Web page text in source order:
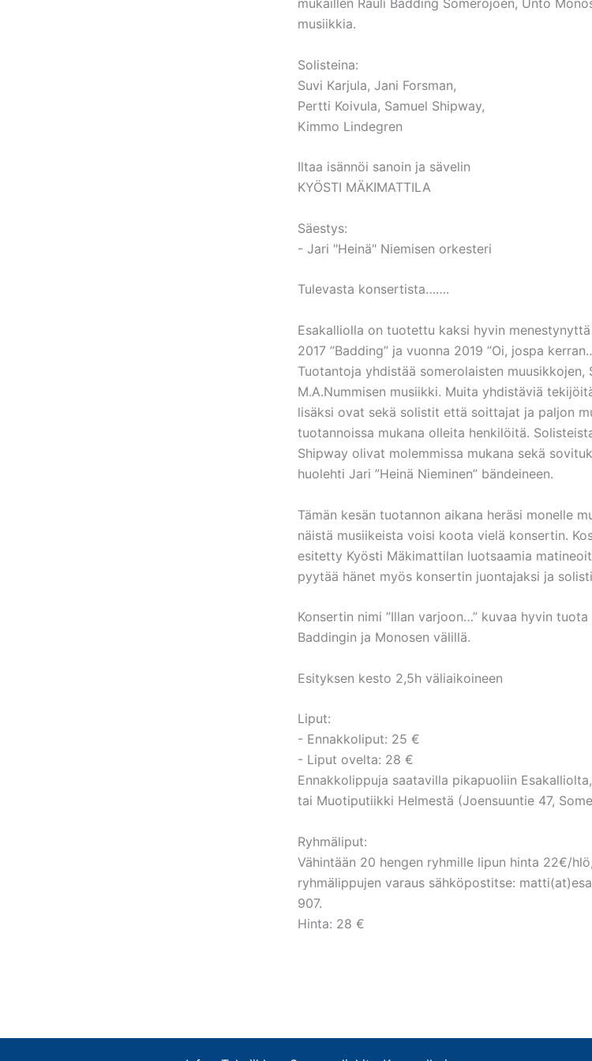
mukaillen Rauli Badding Somerojoen, Unto
musiikkia.
Solisteina:
Suvi Karjula, Jani Forsman,
Pertti Koivula, Samuel Shipway,
Kimmo Lindegren
Iltaa isännöi sanoin ja sävelin
KYÖSTI MÄKIMATTILA
Säestys:
- Jari "Heinä" Niemisen orkesteri
Tulevasta konsertista…….
Esakalliolla on tuotettu kaksi hyvin
2017 ”Badding” ja vuonna 2019 ”Oi, jospa
Tuotantoja yhdistää somerolaisten muusikkojen,
M.A.Nummisen musiikki. Muita yhdistäviä
lisäksi ovat sekä solistit että soittajat ja paljon
tuotannoissa mukana olleita henkilöitä.
Shipway olivat molemmissa mukana sekä
huolehti Jari ”Heinä Nieminen” bändeineen.
Tämän kesän tuotannon aikana heräsi monelle
näistä musiikeista voisi koota vielä konsertin.
esitetty Kyösti Mäkimattilan luotsaamia
pyytää hänet myös konsertin juontajaksi ja
Konsertin nimi ”Illan varjoon…” kuvaa hyvin
Baddingin ja Monosen välillä.
Esityksen kesto 2,5h väliaikoineen
Liput:
- Ennakkoliput: 25 €
- Liput ovelta: 28 €
Ennakkolippuja saatavilla pikapuoliin
tai Muotiputiikki Helmestä (Joensuuntie 47,
Ryhmäliput:
Vähintään 20 hengen ryhmille lipun hinta 22€/hlö,
ryhmälippujen varaus sähköpostitse:
907.
Hinta: 28 €